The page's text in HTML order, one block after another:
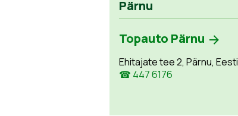
Pärnu
Topauto Pärnu
Ehitajate tee 2, Pärnu, Eesti
☎ 447 6176